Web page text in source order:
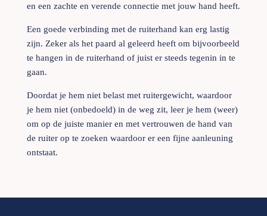
en een zachte en verende connectie met jouw hand heeft.
Een goede verbinding met de ruiterhand kan erg lastig
zijn. Zeker als het paard al geleerd heeft om bijvoorbeeld
te hangen in de ruiterhand of juist er steeds tegenin in te
gaan.
Doordat je hem niet belast met ruitergewicht, waardoor
je hem niet (onbedoeld) in de weg zit, leer je hem (weer)
om op de juiste manier en met vertrouwen de hand van
de ruiter op te zoeken waardoor er een fijne aanleuning
ontstaat.